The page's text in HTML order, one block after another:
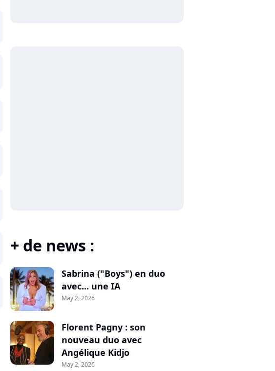
+ de news :
Sabrina ("Boys") en duo
avec... une IA
May 2, 2026
Florent Pagny : son
nouveau duo avec
Angélique Kidjo
May 2, 2026